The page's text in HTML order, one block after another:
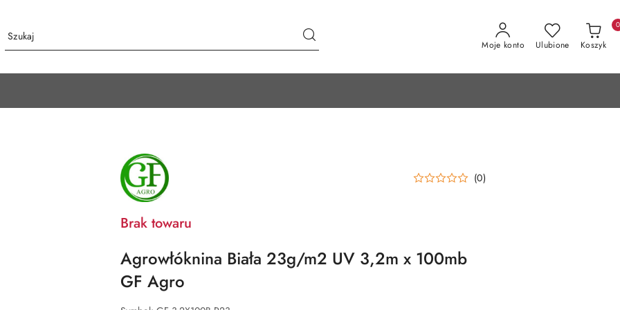
Moje konto Ulubione Koszyk
0
NAZWA
PRODUCENTA:
GF
AGRO
(0)
Brak towaru
Agrowłóknina Biała 23g/m2 UV 3,2m x 100mb
GF Agro